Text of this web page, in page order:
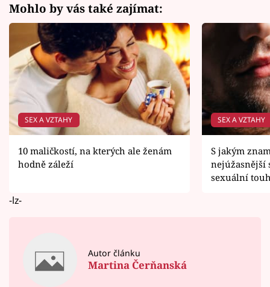
Mohlo by vás také zajímat:
SEX A VZTAHY
10 maličkostí, na kterých ale ženám
hodně záleží
SEX A VZTAHY
S jakým
nejúžasnější
sexuální
-lz-
Autor článku
Martina Čerňanská